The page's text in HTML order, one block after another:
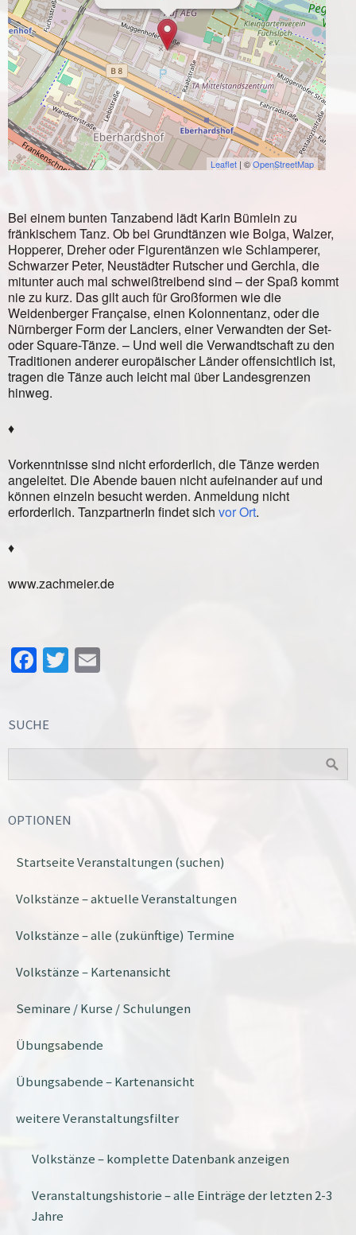
Leaflet | ©OpenStreetMap
Bei einem bunten Tanzabend lädt Karin Bümlein zu
fränkischem Tanz. Ob bei Grundtänzen wie Bolga, Walzer,
Hopperer, Dreher oder Figurentänzen wie Schlamperer,
Schwarzer Peter, Neustädter Rutscher und Gerchla, die
mitunter auch mal schweißtreibend sind – der Spaß kommt
nie zu kurz. Das gilt auch für Großformen wie die
Weidenberger Française, einen Kolonnentanz, oder die
Nürnberger Form der Lanciers, einer Verwandten der Set-
oder Square-Tänze. – Und weil die Verwandtschaft zu den
Traditionen anderer europäischer Länder offensichtlich ist,
tragen die Tänze auch leicht mal über Landesgrenzen
hinweg.
♦
Vorkenntnisse sind nicht erforderlich, die Tänze werden
angeleitet. Die Abende bauen nicht aufeinander auf und
können einzeln besucht werden. Anmeldung nicht
erforderlich. TanzpartnerIn findet sich vor Ort.
♦
www.zachmeier.de
Facebook
Twitter
SUCHE
OPTIONEN
Startseite Veranstaltungen (suchen)
Volkstänze – aktuelle Veranstaltungen
Volkstänze – alle (zukünftige) Termine
Volkstänze – Kartenansicht
Seminare / Kurse / Schulungen
Übungsabende
Übungsabende – Kartenansicht
weitere Veranstaltungsfilter
Volkstänze – komplette Datenbank anzeigen
Veranstaltungshistorie – alle Einträge der letzten 2-3
Jahre